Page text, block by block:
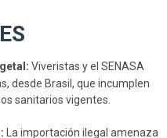
Viveristas y el SENASA
desde Brasil, que incumplen
sanitarios vigentes.
La importación ilegal amenaza